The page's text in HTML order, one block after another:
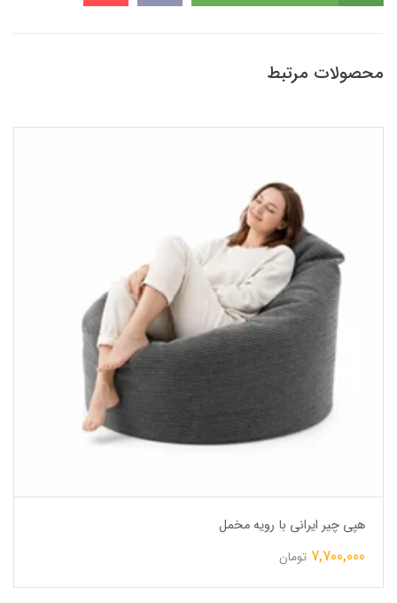
محصولات مرتبط
هپی چیر ایرانی با رویه مخمل
7,700,000 تومان